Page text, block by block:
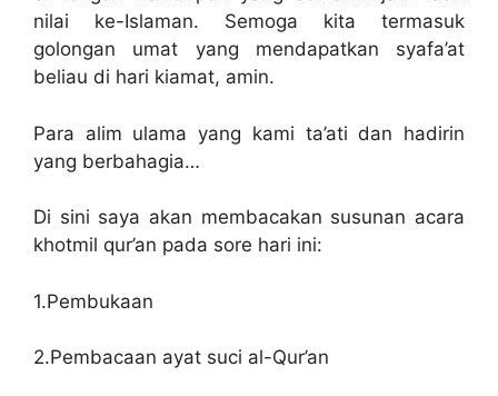
nilai ke-Islaman. Semoga kita termasuk
golongan umat yang mendapatkan syafa’at
beliau di hari kiamat, amin.
Para alim ulama yang kami ta’ati dan hadirin
yang berbahagia…
Di sini saya akan membacakan susunan acara
khotmil qur’an pada sore hari ini:
1.Pembukaan
2.Pembacaan ayat suci al-Qur’an